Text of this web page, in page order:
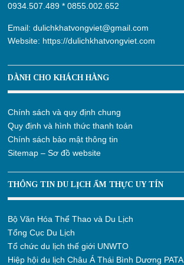
0934.507.489 *0855.002.652
Email:dulichkhatvongviet@gmail.com
Website: https://dulichkhatvongviet.com
DÀNH CHO KHÁCH HÀNG
Chính sách và quy định chung
Quy định và hình thức thanh toán
Chính sách bảo mật thông tin
Sitemap – Sơ đồ website
THÔNG TIN DU LỊCH ẨM THỰC UY TÍN
Bộ Văn Hóa Thể Thao và Du Lịch
Tổng Cục Du Lịch
Tổ chức du lịch thế giới UNWTO
Hiệp hội du lịch Châu Á Thái Bình Dương PATA